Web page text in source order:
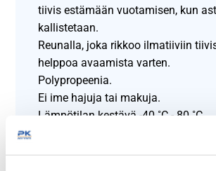
tiivis estämään vuotamisen, kun
kallistetaan.
Reunalla, joka rikkoo ilmatiiviin
helppoa avaamista varten.
Polypropeenia.
Ei ime hajuja tai makuja.
Lämpötilan kestävä -40 ˚C - 80 ˚C.
Näytä lisää tuotteita